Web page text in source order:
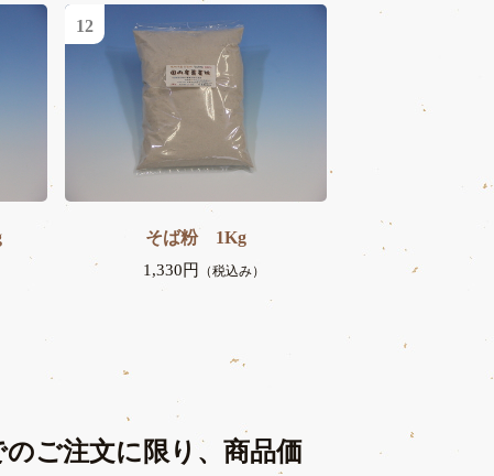
12
そば粉 1Kg
1,330円 （税込み）
ご注文に限り、商品価